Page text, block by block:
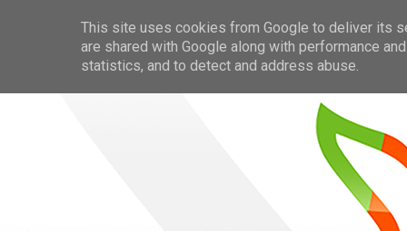
This site uses cookies from Google to deliver its
are shared with Google along with performance
statistics, and to detect and address abuse.